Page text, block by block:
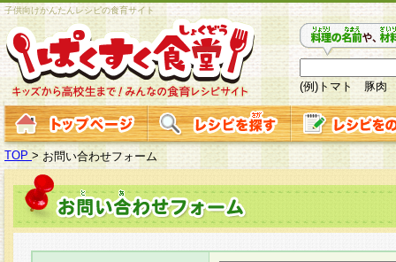
子供向けかんたんレシピの食育サイト
(例)トマト 豚肉
TOP > お問い合わせフォーム